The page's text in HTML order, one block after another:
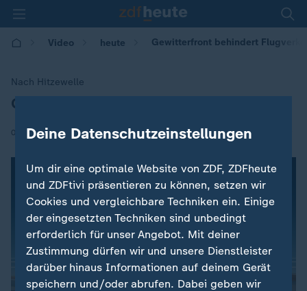
Video heute Gewitterfront behindert
Nach Hitzewelle
:
Gewitterfront behindert Flugverkehr
09.08.2018 | 17:31
Deine Datenschutzeinstellungen
Um dir eine optimale Website von ZDF, ZDFheute
und ZDFtivi präsentieren zu können, setzen wir
Cookies und vergleichbare Techniken ein. Einige
der eingesetzten Techniken sind unbedingt
erforderlich für unser Angebot. Mit deiner
Zustimmung dürfen wir und unsere Dienstleister
darüber hinaus Informationen auf deinem Gerät
speichern und/oder abrufen. Dabei geben wir